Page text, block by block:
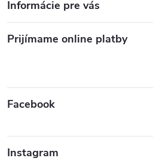
Informácie pre vás
Prijímame online platby
Facebook
Instagram